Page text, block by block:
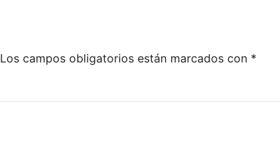
Los campos obligatorios están marcados con *